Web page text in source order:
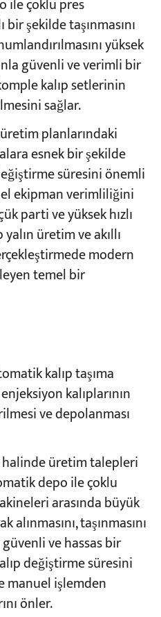
ile çoklu pres
bir şekilde taşınmasını
yüksek
güvenli ve verimli bir
kalıp setlerinin
sağlar.
planlarındaki
esnek bir şekilde
süresini önemli
ekipman verimliliğini
parti ve yüksek hızlı
üretim ve akıllı
modern
temel bir
kalıp taşıma
kalıplarının
ve depolanması
üretim talepleri
depo ile çoklu
arasında büyük
taşınmasını
güvenli ve hassas bir
değiştirme süresini
manuel işlemden
önler.